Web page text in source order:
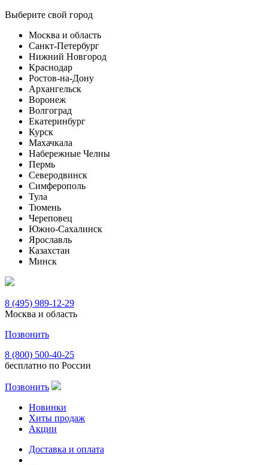
Выберите свой город
Москва и область
Санкт-Петербург
Нижний Новгород
Краснодар
Ростов-на-Дону
Архангельск
Воронеж
Волгоград
Екатеринбург
Курск
Махачкала
Набережные Челны
Пермь
Северодвинск
Симферополь
Тула
Тюмень
Череповец
Южно-Сахалинск
Ярославль
Казахстан
Минск
8 (495) 989-12-29
Москва и область
Позвонить
8 (800) 500-40-25
бесплатно по России
Позвонить
Новинки
Хиты продаж
Акции
Доставка и оплата